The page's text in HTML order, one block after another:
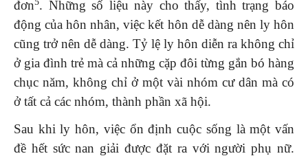
đơn . Những số liệu này cho thấy, tình trạng báo
động của hôn nhân, việc kết hôn dễ dàng nên ly hôn
cũng trở nên dễ dàng. Tỷ lệ ly hôn diễn ra không chỉ
ở gia đình trẻ mà cả những cặp đôi từng gắn bó hàng
chục năm, không chỉ ở một vài nhóm cư dân mà có
ở tất cả các nhóm, thành phần xã hội.
Sau khi ly hôn, việc ổn định cuộc sống là một vấn
đề hết sức nan giải được đặt ra với người phụ nữ.